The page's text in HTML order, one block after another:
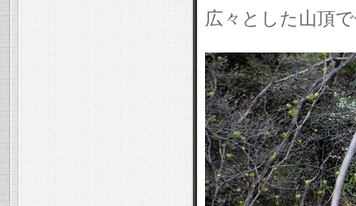
広々とした山頂